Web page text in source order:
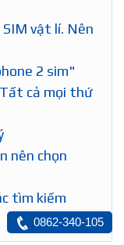
Có nên mua
1 SIM thành
SIM vật lý tốt
vật lí. Nên
2 sim"
cả mọi thứ
0862-340-105